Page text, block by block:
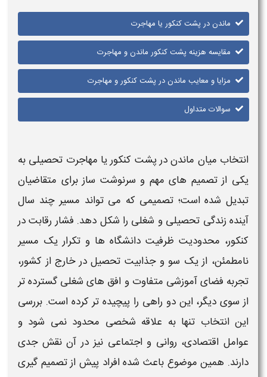
ماندن در پشت کنکور یا مهاجرت
مقایسه هزینه پشت کنکور ماندن و مهاجرت
مزایا و معایب ماندن در پشت کنکور و مهاجرت
سوالات متداول
انتخاب میان ماندن در پشت کنکور یا مهاجرت تحصیلی به
یکی از تصمیم های مهم و سرنوشت ساز برای متقاضیان
تبدیل شده است؛ تصمیمی که می تواند مسیر چند سال
آینده زندگی تحصیلی و شغلی را شکل دهد. فشار رقابت در
کنکور، محدودیت ظرفیت دانشگاه ها و تکرار یک مسیر
نامطمئن، از یک سو و جذابیت تحصیل در خارج از کشور،
تجربه فضای آموزشی متفاوت و افق های شغلی گسترده تر
از سوی دیگر، این دو راهی را پیچیده تر کرده است. بررسی
این انتخاب تنها به علاقه شخصی محدود نمی شود و
عوامل اقتصادی، روانی و اجتماعی نیز در آن نقش جدی
دارند. همین موضوع باعث شده افراد پیش از تصمیم گیری